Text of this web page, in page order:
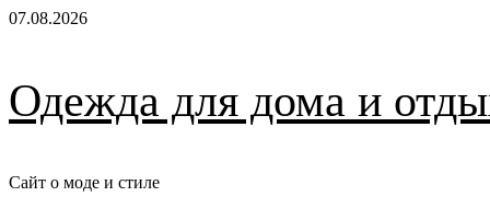
Перейти
07.08.2026
Одежда для дома и
Сайт о моде и стиле